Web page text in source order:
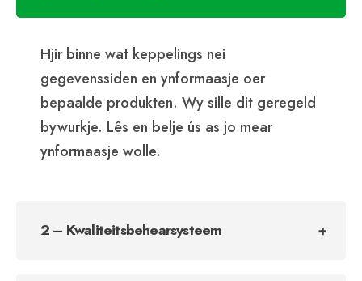
Hjir binne wat keppelings nei
gegevenssiden en ynformaasje oer
bepaalde produkten. Wy sille dit geregeld
bywurkje. Lês en belje ús as jo mear
ynformaasje wolle.
2 – Kwaliteitsbehearsysteem